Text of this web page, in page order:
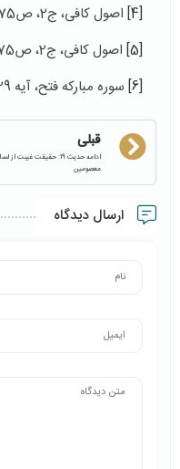
[4]
اصول کافی، ج2، ص175
[5]
اصول کافی، ج2، ص175
[6]
سوره مبارکه فتح، آیه 29
قبلی
ادامه حدیث 19: حقیقت غیبت از
معصومین
ارسال دیدگاه